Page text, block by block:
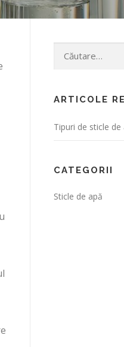
Caută
ARTICOLE
Tipuri de sticle de
CATEGORII
Sticle de apă